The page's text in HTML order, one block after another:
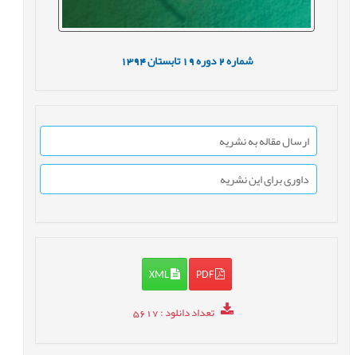
شماره2 دوره19 تابستان1394
ارسال مقاله به نشریه
داوری برای این نشریه
PDF
XML
تعداد دانلود: 5617